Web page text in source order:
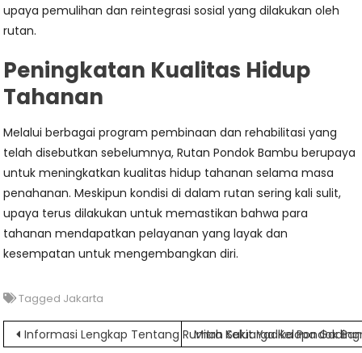
upaya pemulihan dan reintegrasi sosial yang dilakukan oleh
rutan.
Peningkatan Kualitas Hidup
Tahanan
Melalui berbagai program pembinaan dan rehabilitasi yang
telah disebutkan sebelumnya, Rutan Pondok Bambu berupaya
untuk meningkatkan kualitas hidup tahanan selama masa
penahanan. Meskipun kondisi di dalam rutan sering kali sulit,
upaya terus dilakukan untuk memastikan bahwa para
tahanan mendapatkan pelayanan yang layak dan
kesempatan untuk mengembangkan diri.
Tagged Jakarta
Navigasi
Informasi Lengkap Tentang Rumah Sakit Yadika Pondok
Mitra Keluarga Kelapa